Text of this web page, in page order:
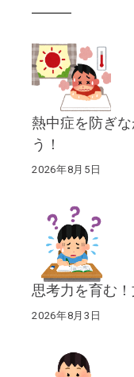
熱中症を防ぎ
う！
2026年8月5日
思考力を育む
2026年8月3日